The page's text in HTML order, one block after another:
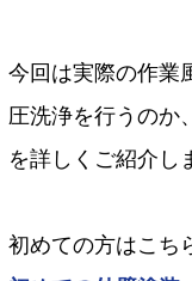
今回は実際の作業
圧洗浄を行うのか
を詳しくご紹介し
初めての方はこち